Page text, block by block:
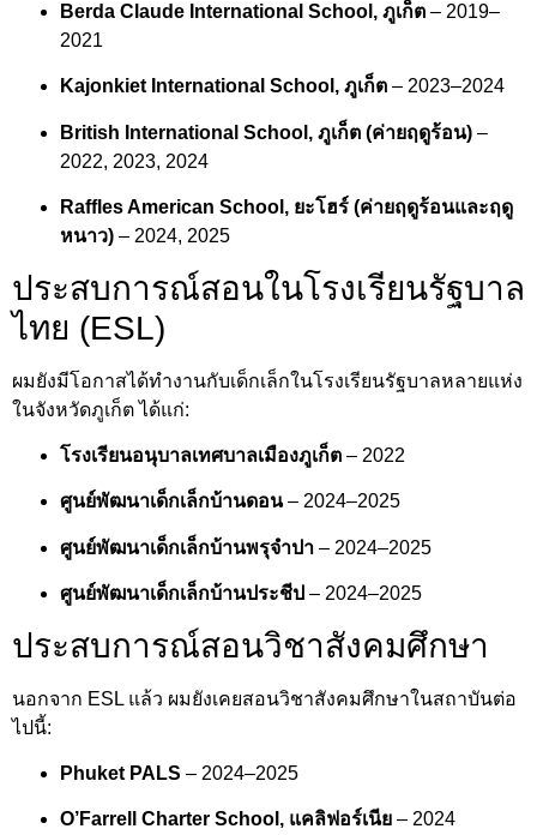
Berda Claude International School, ภูเก็ต – 2019–
2021
Kajonkiet International School, ภูเก็ต – 2023–2024
British International School, ภูเก็ต (ค่ายฤดูร้อน) –
2022, 2023, 2024
Raffles American School, ยะโฮร์ (ค่ายฤดูร้อนและฤดู
หนาว) – 2024, 2025
ประสบการณ์สอนในโรงเรียนรัฐบาล
ไทย (ESL)
ผมยังมีโอกาสได้ทำงานกับเด็กเล็กในโรงเรียนรัฐบาลหลายแห่ง
ในจังหวัดภูเก็ต ได้แก่:
โรงเรียนอนุบาลเทศบาลเมืองภูเก็ต – 2022
ศูนย์พัฒนาเด็กเล็กบ้านดอน– 2024–2025
ศูนย์พัฒนาเด็กเล็กบ้านพรุจำปา – 2024–2025
ศูนย์พัฒนาเด็กเล็กบ้านประชีป – 2024–2025
ประสบการณ์สอนวิชาสังคมศึกษา
นอกจาก ESL แล้ว ผมยังเคยสอนวิชาสังคมศึกษาในสถาบันต่อ
ไปนี้:
Phuket PALS – 2024–2025
O’Farrell Charter School, แคลิฟอร์เนีย – 2024